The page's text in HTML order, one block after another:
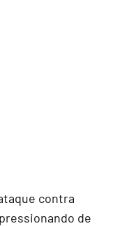
contra
de